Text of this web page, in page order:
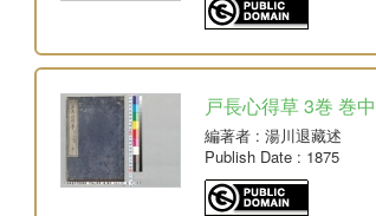
戸長心得草 3巻 巻中
編著者: 湯川退藏述
Publish Date: 1875